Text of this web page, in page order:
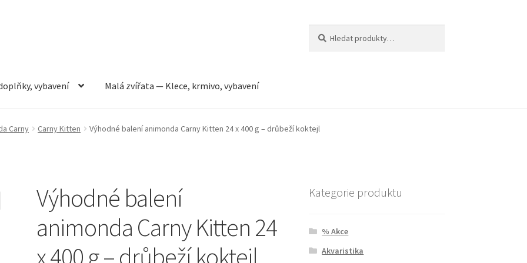
vybavení Malá zvířata — Klece, krmivo, vybavení
vybavení Můj účetObchod Pokladna Vše pro kočky
Carny Carny Kitten Výhodné balení animonda Carny Kitten 24 x 400 g – drůbeží koktejl
Výhodné balení
animonda Carny Kitten 24
x 400 g – drůbeží koktejl
Kategorie produktu
% Akce
Akvaristika